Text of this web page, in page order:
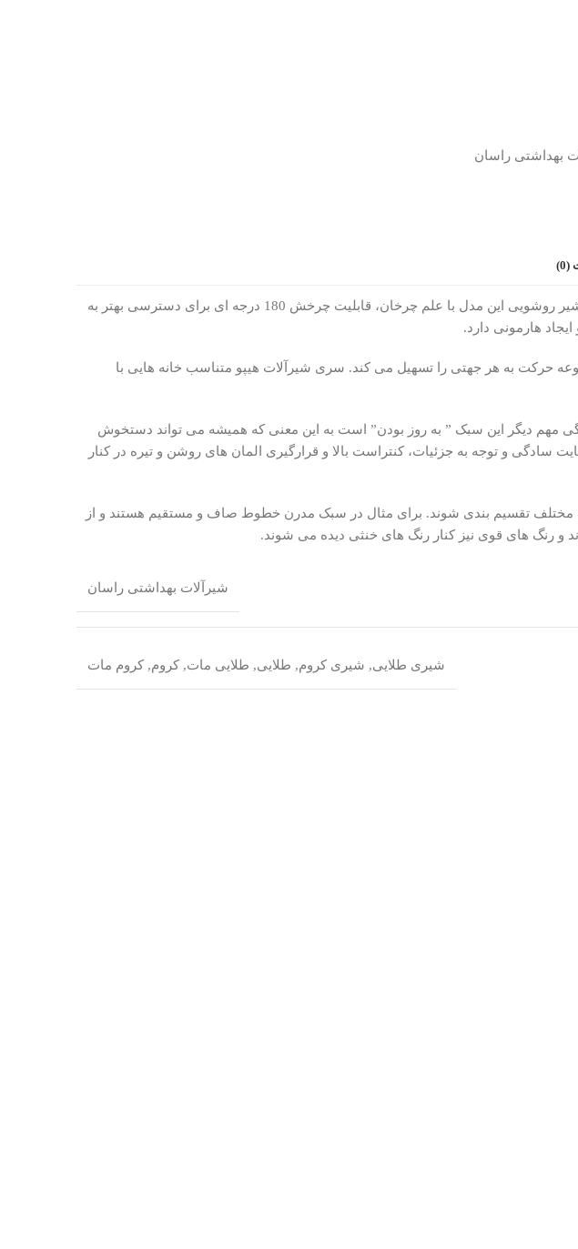
بهداشتی راسان
شیرآلات راسان مدل “هیپو” شامل 4 قطعه برای ظرفشویی، روشویی، حمام و توالت می باشد. شیر ظرفشویی و شیر روشویی این مدل با علم چرخان، قابلیت چرخش 180 درجه ای برای دسترسی بهتر به
هارمونی دارد.
حرکت به هر جهتی را تسهیل می کند. سری شیرآلات هیپو متناسب خانه هایی با
مهم دیگر این سبک ” به روز بودن” است به این معنی که همیشه می تواند دستخوش
و توجه به جزئیات، کنتراست بالا و قرارگیری المان های روشن و تیره در کنار
تقسیم بندی شوند. برای مثال در سبک مدرن خطوط صاف و مستقیم هستند و از
رنگ های قوی نیز کنار رنگ های خنثی دیده می شوند.
شیرآلات بهداشتی راسان
شیری طلایی, شیری کروم, طلایی, طلایی مات, کروم, کروم مات